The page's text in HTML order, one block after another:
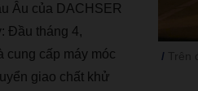
u Âu của DACHSER
Đầu tháng 4,
cung cấp máy móc
ển giao chất khử